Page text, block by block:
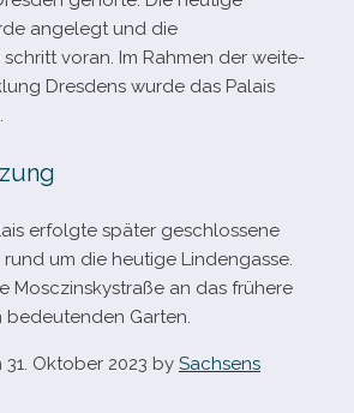
ange­legt und die
voran. Im Rahmen der wei­te­
Dresdens wurde das Palais
erfolgte spä­ter geschlos­sene
um die heu­tige Lindengasse.
Mosczinskystraße an das frü­here
bedeu­ten­den Garten.
Oktober 2023 by Sachsens